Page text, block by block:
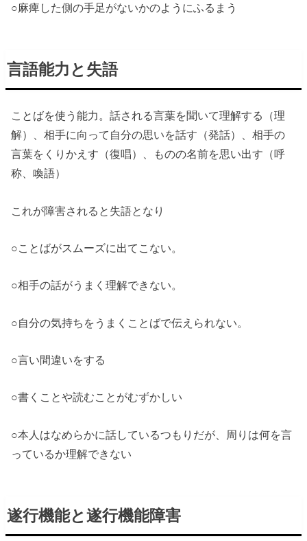
○麻痺した側の手足がないかのようにふるまう
言語能力と失語
ことばを使う能力。話される言葉を聞いて理解する（理
解）、相手に向って自分の思いを話す（発話）、相手の
言葉をくりかえす（復唱）、ものの名前を思い出す（呼
称、喚語）
これが障害されると失語となり
○ことばがスムーズに出てこない。
○相手の話がうまく理解できない。
○自分の気持ちをうまくことばで伝えられない。
○言い間違いをする
○書くことや読むことがむずかしい
○本人はなめらかに話しているつもりだが、周りは何を言
っているか理解できない
遂行機能と遂行機能障害